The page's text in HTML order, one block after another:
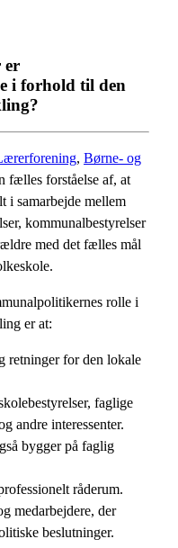
er
i forhold til den
, Børne- og
fælles forståelse af, at
i samarbejde mellem
kommunalbestyrelser
med det fælles mål
rolle i
er at:
retninger for den lokale
faglige
andre interessenter.
bygger på faglig
råderum.
medarbejdere, der
beslutninger.